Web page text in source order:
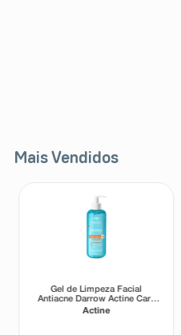
Mais Vendidos
Gel de Limpeza Facial
Antiacne Darrow Actine Care
Alta Tolerância 400g
Actine